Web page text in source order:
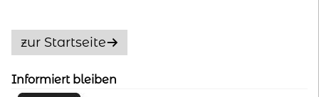
zur Startseite
Informiert bleiben